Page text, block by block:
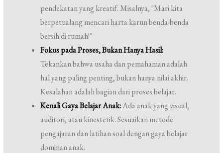
pendekatan yang kreatif. Misalnya, "Mari kita
berpetualang mencari harta karun benda-benda
bersih di rumah!"
Fokus pada Proses, Bukan Hanya Hasil:
Tekankan bahwa usaha dan pemahaman adalah
hal yang paling penting, bukan hanya nilai akhir.
Kesalahan adalah bagian dari proses belajar.
Kenali Gaya Belajar Anak:Ada anak yang visual,
auditori, atau kinestetik. Sesuaikan metode
pengajaran dan latihan soal dengan gaya belajar
dominan anak.